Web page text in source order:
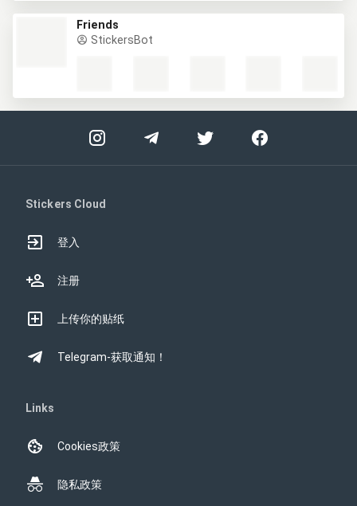
Friends
StickersBot
Stickers Cloud
登入
注册
上传你的贴纸
Telegram-获取通知！
Links
Cookies政策
隐私政策